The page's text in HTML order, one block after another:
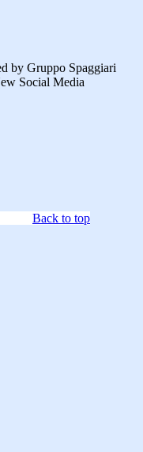
by Gruppo Spaggiari
Social Media
Back to top